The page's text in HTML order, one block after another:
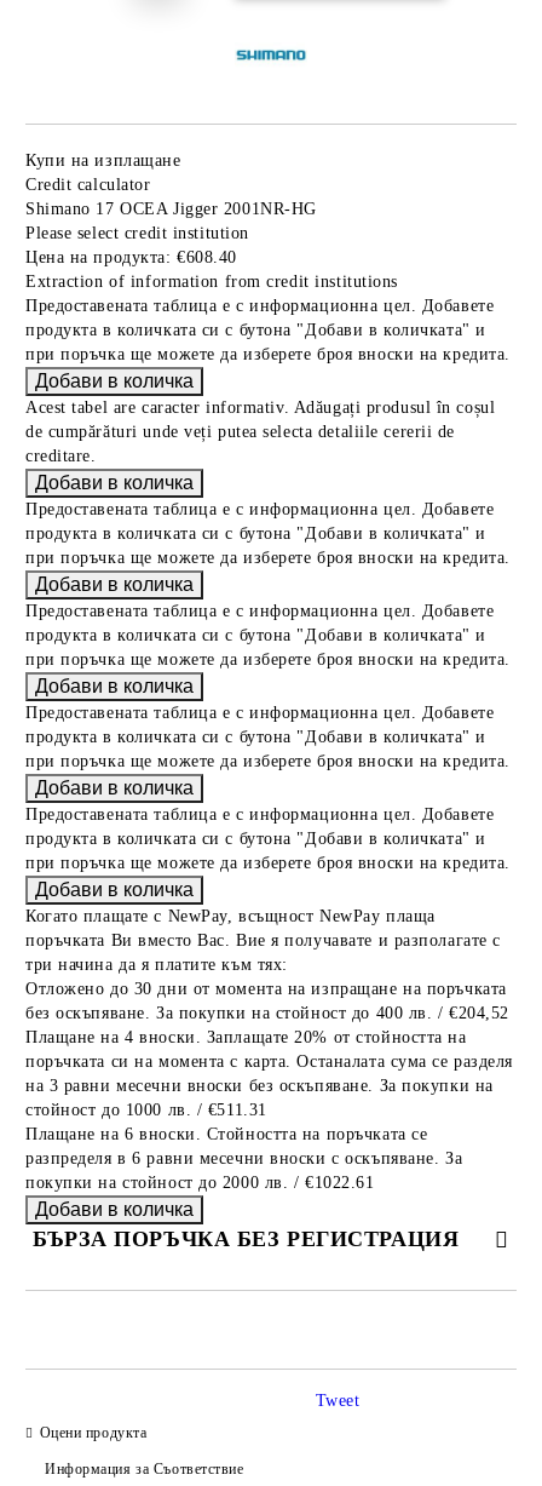
Купи на изплащане
Credit calculator
Shimano 17 OCEA Jigger 2001NR-HG
Please select credit institution
Цена на продукта: €608.40
Extraction of information from credit institutions
Предоставената таблица е с информационна цел. Добавете
продукта в количката си с бутона "Добави в количката" и
при поръчка ще можете да изберете броя вноски на кредита.
Acest tabel are caracter informativ. Adăugați produsul în coșul
de cumpărături unde veți putea selecta detaliile cererii de
creditare.
Предоставената таблица е с информационна цел. Добавете
продукта в количката си с бутона "Добави в количката" и
при поръчка ще можете да изберете броя вноски на кредита.
Предоставената таблица е с информационна цел. Добавете
продукта в количката си с бутона "Добави в количката" и
при поръчка ще можете да изберете броя вноски на кредита.
Предоставената таблица е с информационна цел. Добавете
продукта в количката си с бутона "Добави в количката" и
при поръчка ще можете да изберете броя вноски на кредита.
Предоставената таблица е с информационна цел. Добавете
продукта в количката си с бутона "Добави в количката" и
при поръчка ще можете да изберете броя вноски на кредита.
Когато плащате с NewPay, всъщност NewPay плаща
поръчката Ви вместо Вас. Вие я получавате и разполагате с
три начина да я платите към тях:
Отложено до 30 дни от момента на изпращане на поръчката
без оскъпяване. За покупки на стойност до 400 лв. / €204,52
Плащане на 4 вноски. Заплащате 20% от стойността на
поръчката си на момента с карта. Останалата сума се разделя
на 3 равни месечни вноски без оскъпяване. За покупки на
стойност до 1000 лв. / €511.31
Плащане на 6 вноски. Стойността на поръчката се
разпределя в 6 равни месечни вноски с оскъпяване. За
покупки на стойност до 2000 лв. / €1022.61
БЪРЗА ПОРЪЧКА БЕЗ РЕГИСТРАЦИЯ
Ние ще се свържем с вас в рамките на работния ден.
Оцени продукта
Информация за Съответствие
Tweet